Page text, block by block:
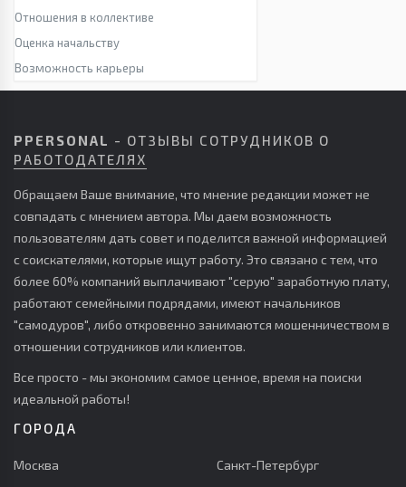
Отношения в коллективе
Оценка начальству
Возможность карьеры
PPERSONAL - ОТЗЫВЫ СОТРУДНИКОВ О
РАБОТОДАТЕЛЯХ
Обращаем Ваше внимание, что мнение редакции может не
совпадать с мнением автора. Мы даем возможность
пользователям дать совет и поделится важной информацией
с соискателями, которые ищут работу. Это связано с тем, что
более 60% компаний выплачивают "серую" заработную плату,
работают семейными подрядами, имеют начальников
"самодуров", либо откровенно занимаются мошенничеством в
отношении сотрудников или клиентов.
Все просто - мы экономим самое ценное, время на поиски
идеальной работы!
ГОРОДА
Москва
Санкт-Петербург